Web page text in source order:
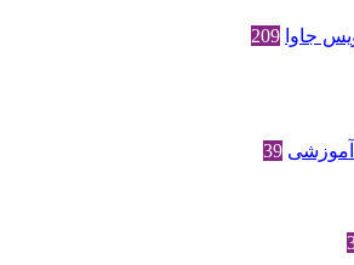
جاوا 209
39